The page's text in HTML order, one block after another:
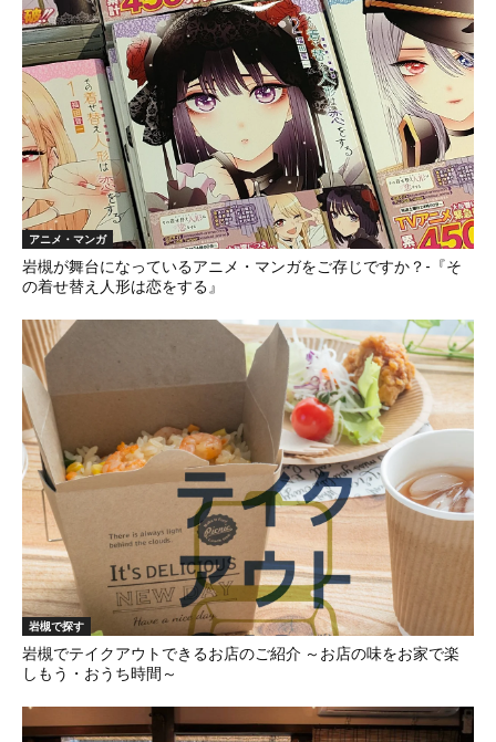
アニメ・マンガ
岩槻が舞台になっているアニメ・マンガをご存じですか？-『そ
の着せ替え人形は恋をする』
岩槻で探す
岩槻でテイクアウトできるお店のご紹介 ～お店の味をお家で楽
しもう・おうち時間～